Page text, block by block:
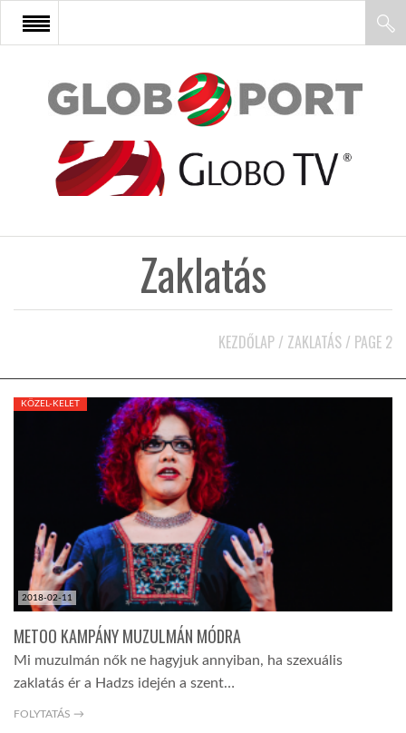
FŐOLDAL
AFRIKA
KÖZEL-KELET
A VILÁG ITTHON
Zaklatás
KEZDŐLAP / ZAKLATÁS / PAGE 2
2018-02-11
KÖZEL-KELET
METOO KAMPÁNY MUZULMÁN MÓDRA
Mi muzulmán nők ne hagyjuk annyiban, ha szexuális
zaklatás ér a Hadzs idején a szent…
FOLYTATÁS →